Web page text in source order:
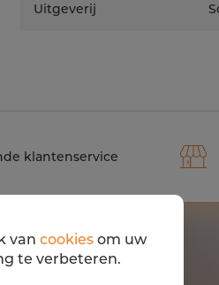
Uitgeverij
klantenservice
van cookies om uw
te verbeteren.